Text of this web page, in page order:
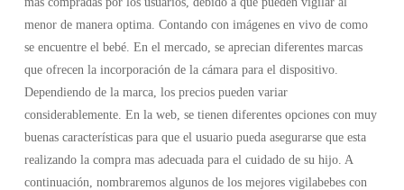
menor de manera optima. Contando con imágenes en vivo de como
se encuentre el bebé. En el mercado, se aprecian diferentes marcas
que ofrecen la incorporación de la cámara para el dispositivo.
Dependiendo de la marca, los precios pueden variar
considerablemente. En la web, se tienen diferentes opciones con muy
buenas características para que el usuario pueda asegurarse que esta
realizando la compra mas adecuada para el cuidado de su hijo. A
continuación, nombraremos algunos de los mejores vigilabebes con